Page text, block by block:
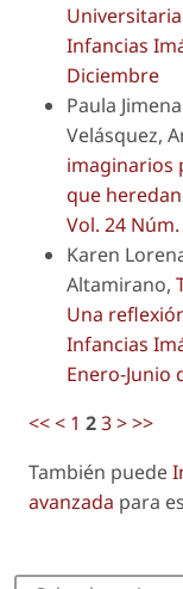
Infancias
Diciembre
Paula
Velásquez,
imaginarios
que
Vol. 24
Karen
Altamirano,
Una
Infancias
Enero-Junio
<<< 1 23>>>
También puede
avanzada para